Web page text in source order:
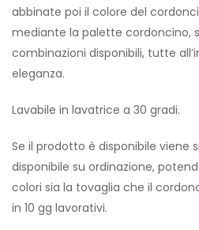
abbinate poi il colore del
mediante la palette cordoncino,
combinazioni disponibili, tutte
eleganza.
Lavabile in lavatrice a 30 gradi.
Se il prodotto è disponibile viene
disponibile su ordinazione,
colori sia la tovaglia che il
in 10 gg lavorativi.